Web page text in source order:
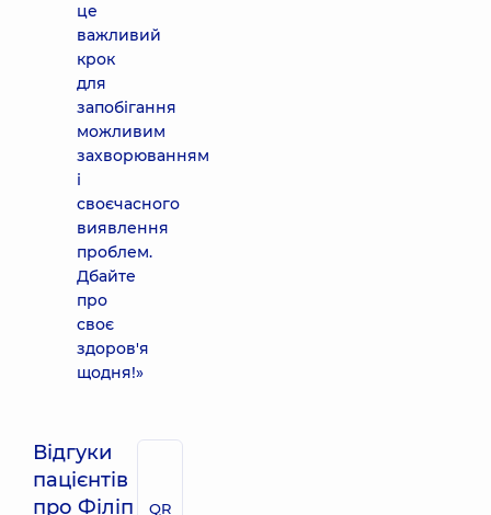
це
важливий
крок
для
запобігання
можливим
захворюванням
і
своєчасного
виявлення
проблем.
Дбайте
про
своє
здоров'я
щодня!»
Відгуки
пацієнтів
про Філіп
QR